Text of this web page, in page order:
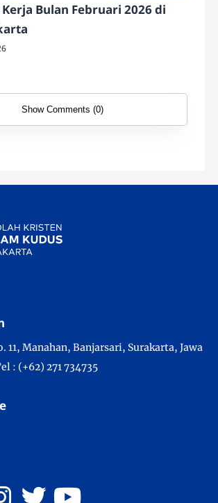
Bulan Februari 2026 di
Show Comments (0)
11, Manahan, Banjarsari, Surakarta, Jawa
: (+62) 271 734735